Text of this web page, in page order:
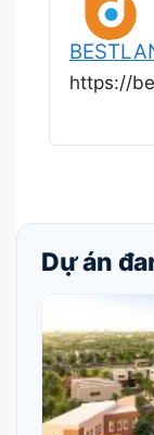
https://
Dự án